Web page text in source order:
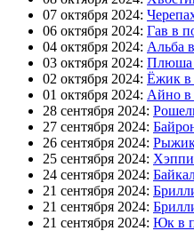
07 октября 2024:
06 октября 2024: Гав в
04 октября 2024: Альба
03 октября 2024: Плюша
02 октября 2024: Ёжик в
01 октября 2024: Айно в
28 сентября 2024:
27 сентября 2024:
26 сентября 2024: Рыжик
25 сентября 2024: Хэппи
24 сентября 2024:
21 сентября 2024:
21 сентября 2024:
21 сентября 2024: Юк в